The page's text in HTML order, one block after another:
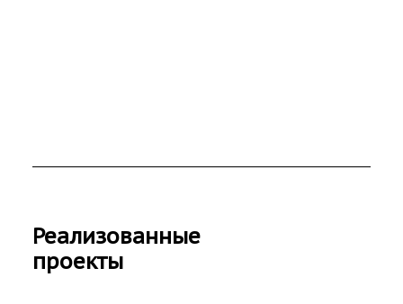
Реализованные
проекты